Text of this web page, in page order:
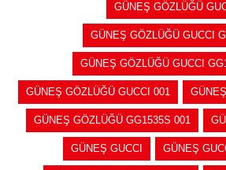
GÜNEŞ GÖZLÜĞÜ
GÜNEŞ GÖZLÜĞÜ GUCCI
GÜNEŞ GÖZLÜĞÜ GUCCI
GÜNEŞ GÖZLÜĞÜ GUCCI 001
GÜNEŞ GÖZLÜĞÜ GG1535S 001
GÜNEŞ GUCCI GÜNEŞ